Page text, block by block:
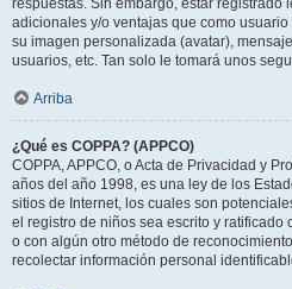
respuestas. Sin embargo, estar registrado
adicionales y/o ventajas que como
su imagen personalizada (avatar),
usuarios, etc. Tan solo le tomará unos
Arriba
¿Qué es COPPA? (APPCO)
COPPA, APPCO, o Acta de Privacidad y
años del año 1998, es una ley de los
sitios de Internet, los cuales son
el registro de niños sea escrito y
o con algún otro método de
recolectar información personal